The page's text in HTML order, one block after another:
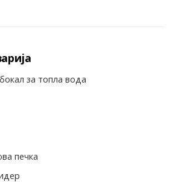
за топла вода
печка